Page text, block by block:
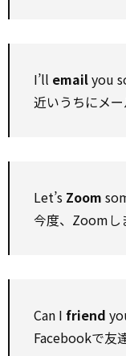
I’ll emailyou
近いうちにメー
Let’s Zoom
今度、Zoomし
Can I friend
Facebookで友